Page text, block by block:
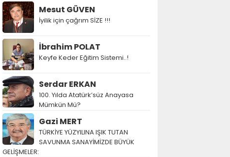
Mesut GÜVEN
İyilik için çağrım SİZE !!!
İbrahim POLAT
Keyfe Keder Eğitim Sistemi..!
Serdar ERKAN
100. Yılda Atatürk’süz Anayasa
Mümkün Mü?
Gazi MERT
TÜRKİYE YÜZYILINA IŞIK TUTAN
SAVUNMA SANAYİMİZDE BÜYÜK
GELİŞMELER: